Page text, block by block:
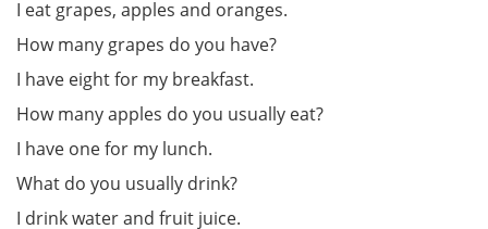
I eat grapes, apples and oranges.
How many grapes do you have?
I have eight for my breakfast.
How many apples do you usually eat?
I have one for my lunch.
What do you usually drink?
I drink water and fruit juice.